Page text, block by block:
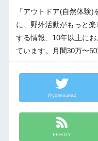
「アウトドア(自然体験
に、野外活動がもっと
する情報、10年以上に
ています。月間30万〜50
@yonesukez
FEEDLY